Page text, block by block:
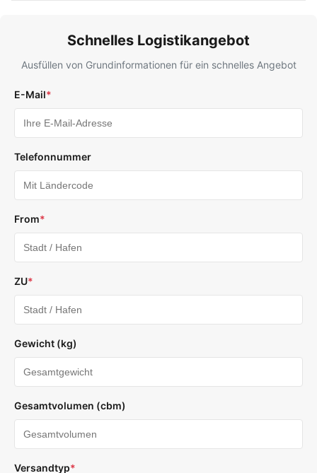
Schnelles Logistikangebot
Ausfüllen von Grundinformationen für ein schnelles Angebot
E-Mail*
Telefonnummer
From*
ZU*
Gewicht (kg)
Gesamtvolumen (cbm)
Versandtyp*